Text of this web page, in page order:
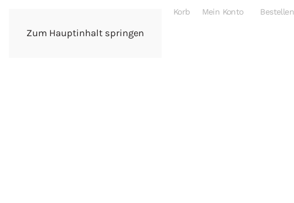
Zum Hauptinhalt springen
Korb Mein Konto Bestellen